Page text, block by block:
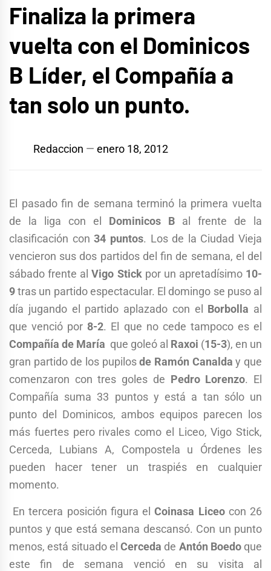
Finaliza la primera
vuelta con el Dominicos
B Líder, el Compañía a
tan solo un punto.
Redaccion enero 18, 2012
El pasado fin de semana terminó la primera vuelta
de la liga con el Dominicos B al frente de la
clasificación con34 puntos. Los de la Ciudad Vieja
vencieron sus dos partidos del fin de semana, el del
sábado frente alVigo Stick por un apretadísimo 10-
9tras un partido espectacular. El domingo se puso al
día jugando el partido aplazado con el Borbolla al
que venció por 8-2. El que no cede tampoco es el
Compañía de María que goleó al Raxoi (15-3), en un
gran partido de los pupilosde Ramón Canalda y que
comenzaron con tres goles de Pedro Lorenzo. El
Compañía suma 33 puntos y está a tan sólo un
punto del Dominicos, ambos equipos parecen los
más fuertes pero rivales como el Liceo, Vigo Stick,
Cerceda, Lubians A, Compostela u Órdenes les
pueden hacer tener un traspiés en cualquier
momento.
En tercera posición figura elCoinasa Liceocon 26
puntos y que está semana descansó. Con un punto
menos, está situado el Cerceda de Antón Boedoque
este fin de semana venció en su visita al